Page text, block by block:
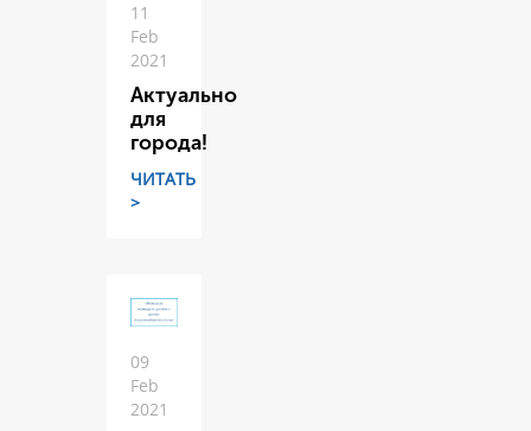
11
Feb
2021
Актуально
для
города!
ЧИТАТЬ
>
09
Feb
2021